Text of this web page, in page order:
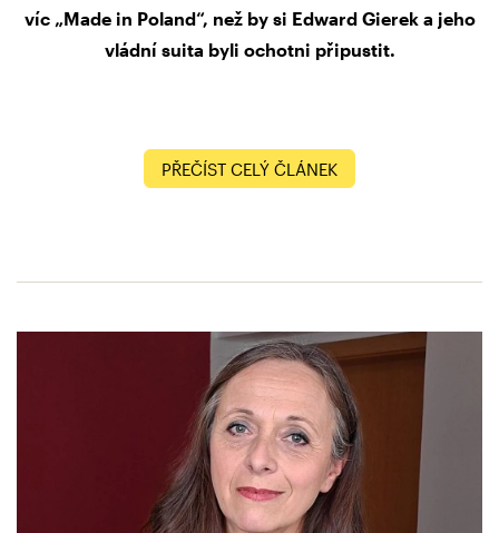
víc „Made in Poland“, než by si Edward Gierek a jeho
vládní suita byli ochotni připustit.
PŘEČÍST CELÝ ČLÁNEK